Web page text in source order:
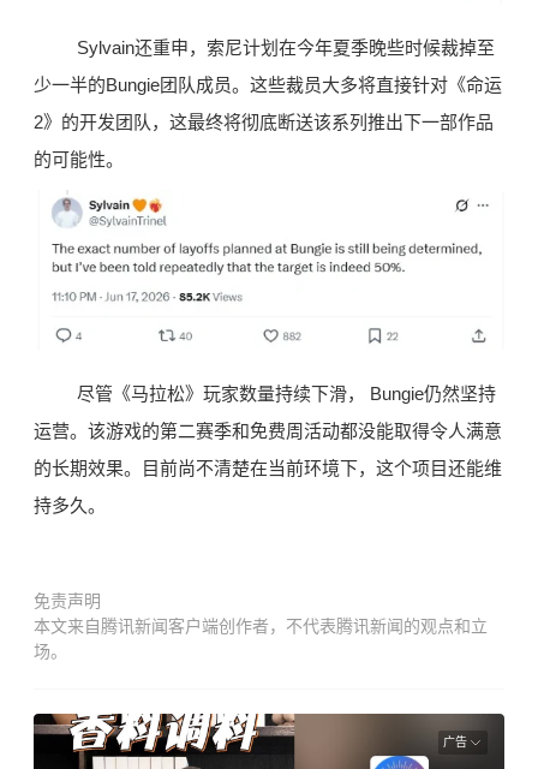
Sylvain还重申，索尼计划在今年夏季晚些时候裁掉至
少一半的Bungie团队成员。这些裁员大多将直接针对《命运
2》的开发团队，这最终将彻底断送该系列推出下一部作品
的可能性。
尽管《马拉松》玩家数量持续下滑， Bungie仍然坚持
运营。该游戏的第二赛季和免费周活动都没能取得令人满意
的长期效果。目前尚不清楚在当前环境下，这个项目还能维
持多久。
免责声明
本文来自腾讯新闻客户端创作者，不代表腾讯新闻的观点和立
场。
广告